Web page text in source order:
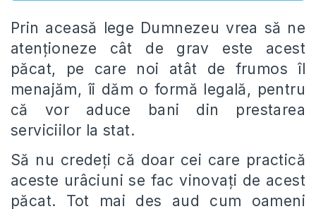
Prin aceasă lege Dumnezeu vrea să ne
atenționeze cât de grav este acest
păcat, pe care noi atât de frumos îl
menajăm, îi dăm o formă legală, pentru
că vor aduce bani din prestarea
serviciilor la stat.
Să nu credeți că doar cei care practică
aceste urâciuni se fac vinovați de acest
păcat. Tot mai des aud cum oameni